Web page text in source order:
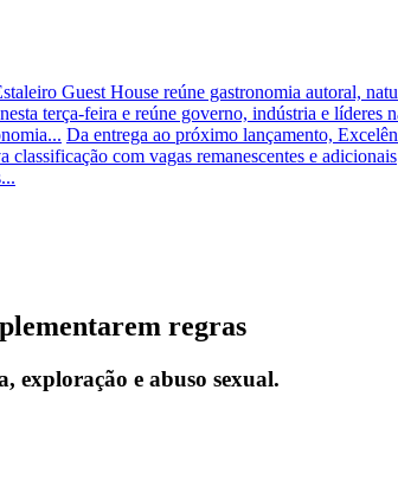
Guest House reúne gastronomia autoral,
terça-feira e reúne governo, indústria e líderes
Da entrega ao próximo lançamento,
com vagas remanescentes e adicionais
regras
exploração e abuso sexual.